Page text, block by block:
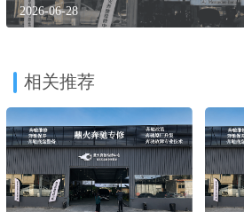
2026-06-28
相关推荐